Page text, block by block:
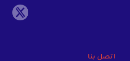
اتصل بنا